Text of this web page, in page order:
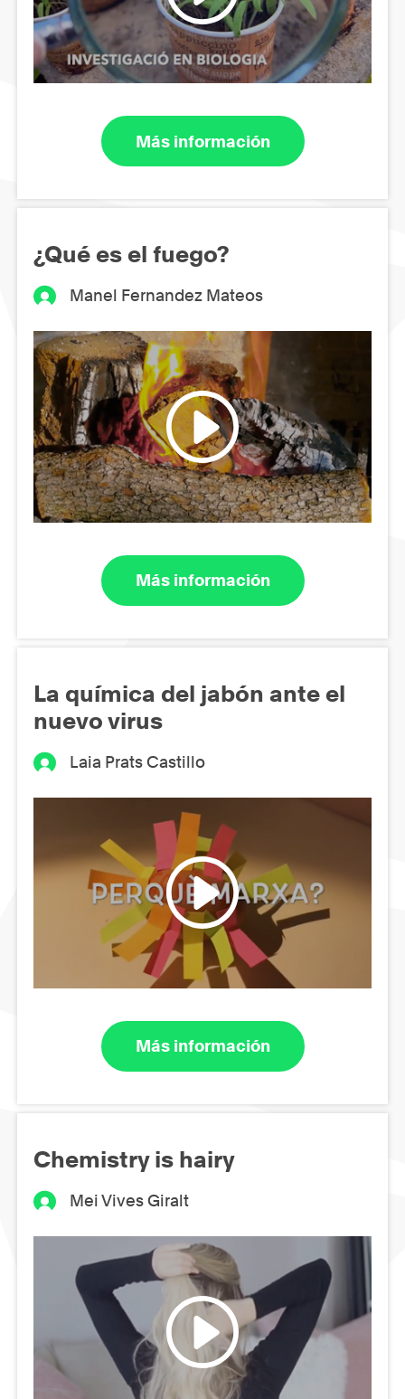
Más información
¿Qué es el fuego?
Manel Fernandez Mateos
Más información
La química del jabón ante el
nuevo virus
Laia Prats Castillo
Más información
Chemistry is hairy
Mei Vives Giralt